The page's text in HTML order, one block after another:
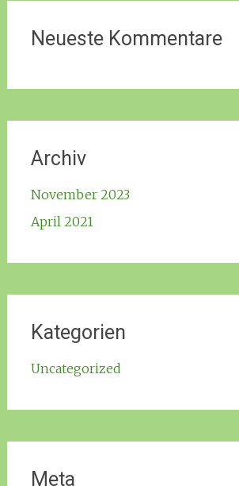
Neueste Kommentare
Archiv
November 2023
April 2021
Kategorien
Uncategorized
Meta